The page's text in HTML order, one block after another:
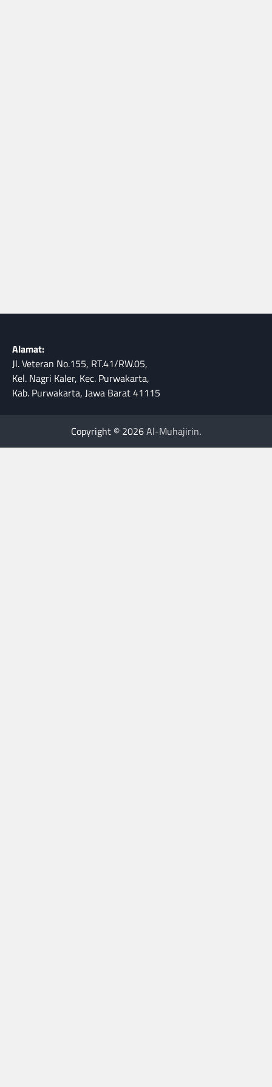
Alamat:
Jl. Veteran No.155, RT.41/RW.05,
Kel. Nagri Kaler, Kec. Purwakarta,
Kab. Purwakarta, Jawa Barat 41115
Copyright © 2026Al-Muhajirin.